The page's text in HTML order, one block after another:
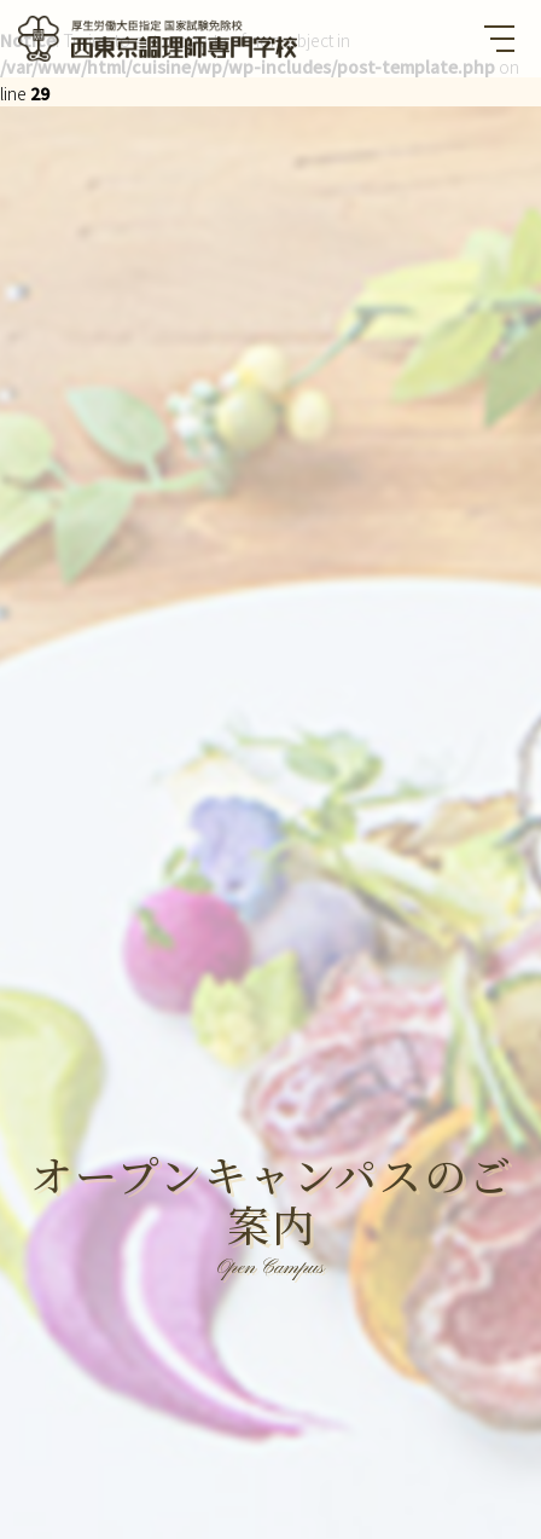
Notice: Trying to get property of non-object in
/var/www/html/cuisine/wp/wp-includes/post-template.php on
line 29
西東京調理師専門学校 厚生労
オープンキャンパスのご
案内
Open Campus